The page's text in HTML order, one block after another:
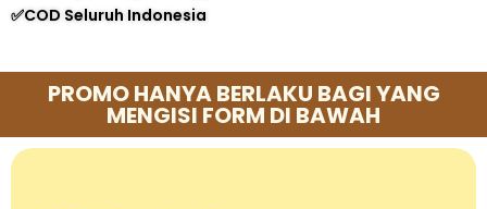
✅COD Seluruh Indonesia
PROMO HANYA BERLAKU BAGI YANG
MENGISI FORM DI BAWAH